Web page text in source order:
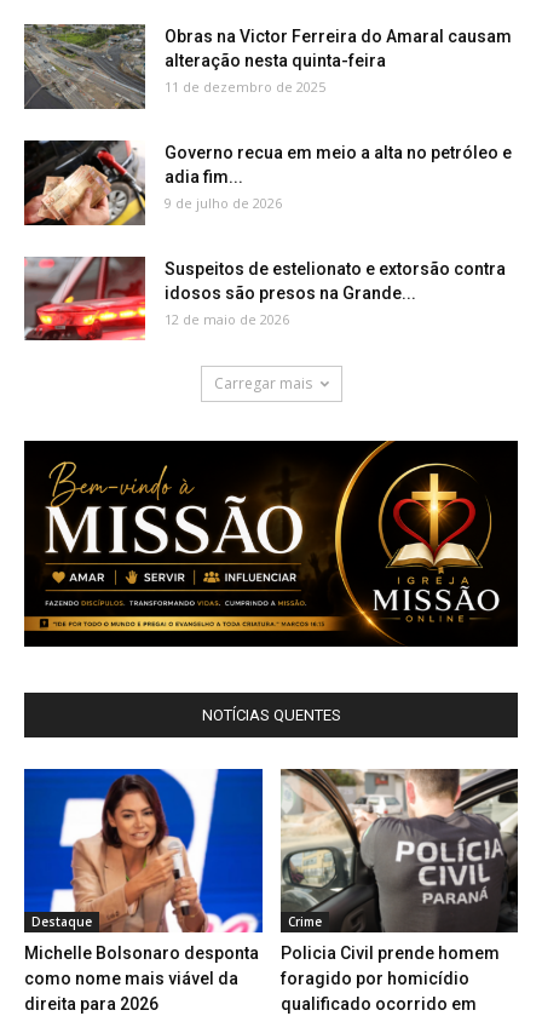
Obras na Victor Ferreira do Amaral causam
alteração nesta quinta-feira
11 de dezembro de 2025
Governo recua em meio a alta no petróleo e
adia fim...
9 de julho de 2026
Suspeitos de estelionato e extorsão contra
idosos são presos na Grande...
12 de maio de 2026
Carregar mais
NOTÍCIAS QUENTES
Destaque
Michelle Bolsonaro desponta
como nome mais viável da
direita para 2026
Crime
Policia Civil prende homem
foragido por homicídio
qualificado ocorrido em